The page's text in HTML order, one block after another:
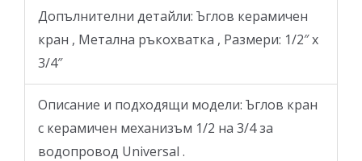
Допълнителни детайли: Ъглов керамичен
кран , Метална ръкохватка , Размери: 1/2″ х
3/4″
Описание и подходящи модели: Ъглов кран
с керамичен механизъм 1/2 на 3/4 за
водопровод Universal .